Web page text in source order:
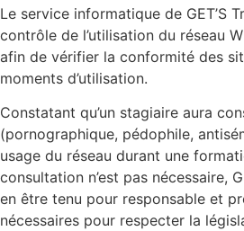
Le service informatique de GET’S
contrôle de l’utilisation du réseau
afin de vérifier la conformité des
moments d’utilisation.
Constatant qu’un stagiaire aura
(pornographique, pédophile,
usage du réseau durant une
consultation n’est pas nécessaire,
en être tenu pour responsable et
nécessaires pour respecter la